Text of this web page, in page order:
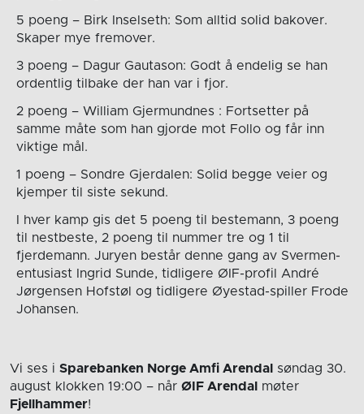
5 poeng – Birk Inselseth: Som alltid solid bakover.
Skaper mye fremover.
3 poeng – Dagur Gautason: Godt å endelig se han
ordentlig tilbake der han var i fjor.
2 poeng – William Gjermundnes : Fortsetter på
samme måte som han gjorde mot Follo og får inn
viktige mål.
1 poeng – Sondre Gjerdalen: Solid begge veier og
kjemper til siste sekund.
I hver kamp gis det 5 poeng til bestemann, 3 poeng
til nestbeste, 2 poeng til nummer tre og 1 til
fjerdemann. Juryen består denne gang av Svermen-
entusiast Ingrid Sunde, tidligere ØIF-profil André
Jørgensen Hofstøl og tidligere Øyestad-spiller Frode
Johansen.
Vi ses i Sparebanken Norge Amfi Arendal
søndag 30.
august klokken 19:00 – når ØIF Arendal
møter
Fjellhammer!